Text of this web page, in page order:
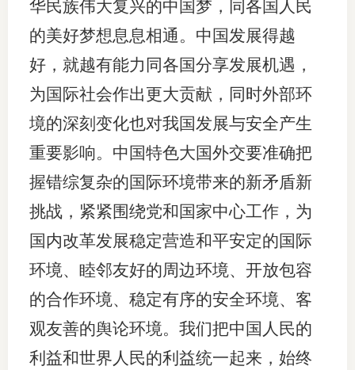
华民族伟大复兴的中国梦，同各国人民
的美好梦想息息相通。中国发展得越
好，就越有能力同各国分享发展机遇，
为国际社会作出更大贡献，同时外部环
境的深刻变化也对我国发展与安全产生
重要影响。中国特色大国外交要准确把
握错综复杂的国际环境带来的新矛盾新
挑战，紧紧围绕党和国家中心工作，为
国内改革发展稳定营造和平安定的国际
环境、睦邻友好的周边环境、开放包容
的合作环境、稳定有序的安全环境、客
观友善的舆论环境。我们把中国人民的
利益和世界人民的利益统一起来，始终